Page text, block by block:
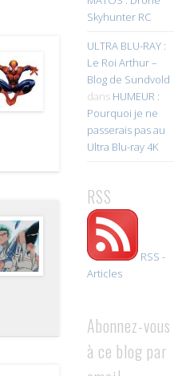
Skyhunter RC
ULTRA BLU-RAY :
Le Roi Arthur –
Blog de Sundvold
dans HUMEUR :
Pourquoi je ne
passerais pas au
Ultra Blu-ray 4K
RSS
RSS -
Articles
Abonnez-vous
à ce blog par